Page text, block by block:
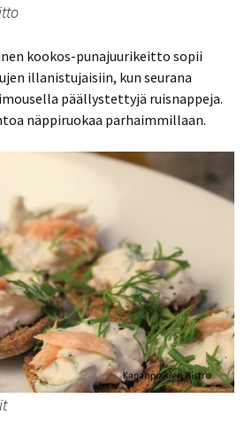
kookos-punajuurikeitto sopii
illanistujaisiin, kun seurana
päällystettyjä ruisnappeja.
näppiruokaa parhaimmillaan.